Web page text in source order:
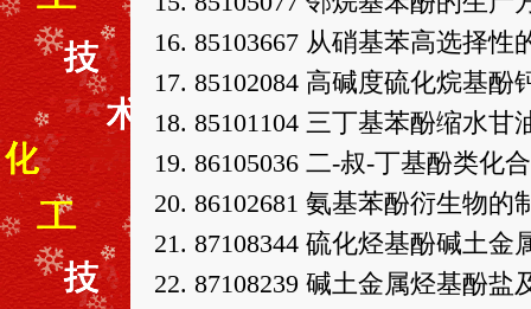
16. 85103667 从硝基苯高选择
17. 85102084 高碱度硫化烷基酚
18. 85101104 三丁基苯酚缩水
19. 86105036 二-叔-丁基酚类化
20. 86102681 氨基苯酚衍生物的
21. 87108344 硫化烃基酚碱土
22. 87108239 碱土金属烃基酚